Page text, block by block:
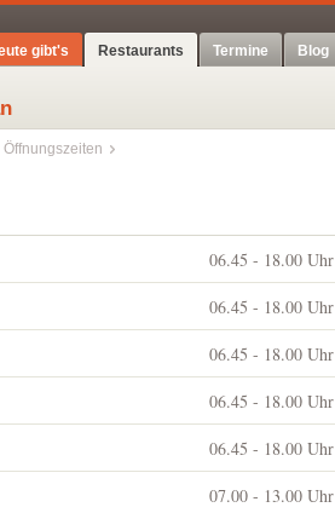
Blog
Termine
Restaurants
gibt's
Öffnungszeiten
06.45 - 18.00 Uhr
06.45 - 18.00 Uhr
06.45 - 18.00 Uhr
06.45 - 18.00 Uhr
06.45 - 18.00 Uhr
07.00 - 13.00 Uhr